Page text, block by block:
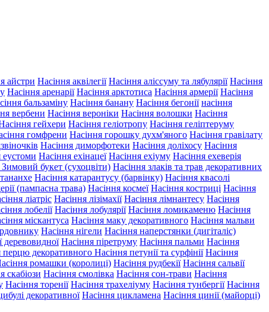
айстри Насіння аквілегії Насіння аліссуму та лябулярії Насіння
Насіння аренарії Насіння арктотиса Насіння армерії Насіння
бальзаміну Насіння банану Насіння бегонії насіння
вербени Насіння вероніки Насіння волошки Насіння
гейхери Насіння геліотропу Насіння геліптеруму
гомфрени Насіння горошку духм'яного Насіння гравілату
Насіння диморфотеки Насіння доліхосу Насіння
еустоми Насіння ехінацеї Насіння ехіуму Насіння ехеверія
букет (сухоцвіти) Насіння злаків та трав декоративних
Насіння катарантусу (барвінку) Насіння квасолі
(пампасна трава) Насіння космеї Насіння костриці Насіння
ліатріс Насіння лізімахії Насіння лімнантесу Насіння
лобелії Насіння лобулярії Насіння ломикаменю Насіння
міскантуса Насіння маку декоративного Насіння мальви
Насіння нігели Насіння наперстянки (дигіталіс)
деревовидної Насіння піретруму Насіння пальми Насіння
перцю декоративного Насіння петунії та сурфінії Насіння
ромашки (королиці) Насіння рудбекії Насіння сальвії
скабіози Насіння смолівка Насіння сон-трави Насіння
Насіння торенії Насіння трахеліуму Насіння тунбергії Насіння
декоративної Насіння цикламена Насіння цинії (майорці)